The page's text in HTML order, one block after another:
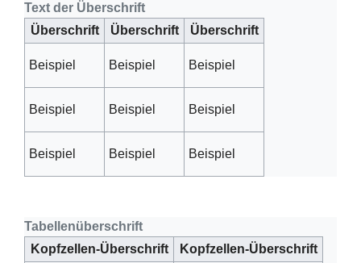
Text der Überschrift
Überschrift
Überschrift Überschrift
Beispiel Beispiel Beispiel
Beispiel Beispiel Beispiel
Beispiel Beispiel Beispiel
Tabellenüberschrift
Kopfzellen-Überschrift
Kopfzellen-Überschrift